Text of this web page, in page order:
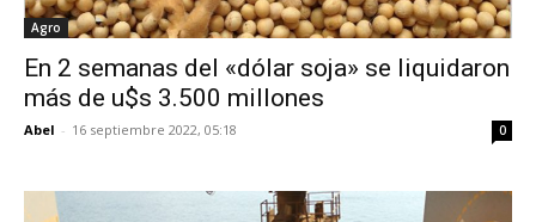
Agro
En 2 semanas del «dólar soja» se liquidaron
más de u$s 3.500 millones
Abel - 16 septiembre 2022, 05:18 0